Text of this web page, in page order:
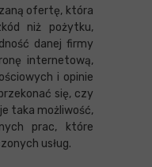
ofertę, która
niż pożytku,
danej firmy
internetową,
i opinie
się, czy
taka możliwość,
prac, które
usług.